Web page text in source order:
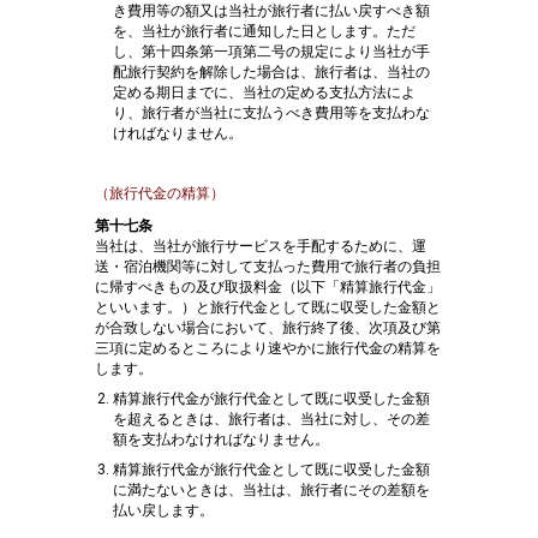
き費用等の額又は当社が旅行者に払い戻すべき額
を、当社が旅行者に通知した日とします。ただ
し、第十四条第一項第二号の規定により当社が手
配旅行契約を解除した場合は、旅行者は、当社の
定める期日までに、当社の定める支払方法によ
り、旅行者が当社に支払うべき費用等を支払わな
ければなりません。
（旅行代金の精算）
第十七条
当社は、当社が旅行サービスを手配するために、運
送・宿泊機関等に対して支払った費用で旅行者の負担
に帰すべきもの及び取扱料金（以下「精算旅行代金」
といいます。）と旅行代金として既に収受した金額と
が合致しない場合において、旅行終了後、次項及び第
三項に定めるところにより速やかに旅行代金の精算を
します。
精算旅行代金が旅行代金として既に収受した金額
を超えるときは、旅行者は、当社に対し、その差
額を支払わなければなりません。
精算旅行代金が旅行代金として既に収受した金額
に満たないときは、当社は、旅行者にその差額を
払い戻します。